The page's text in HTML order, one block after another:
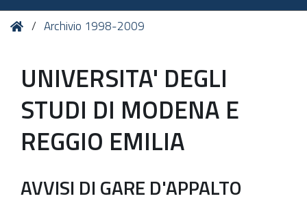
Tu HomeArchivio 1998-2009
UNIVERSITA' DEGLI
STUDI DI MODENA E
REGGIO EMILIA
AVVISI DI GARE D'APPALTO